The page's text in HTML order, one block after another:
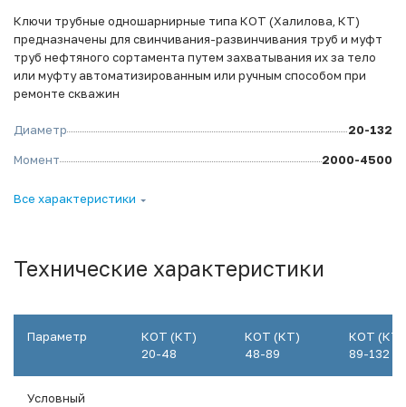
Ключи трубные одношарнирные типа КОТ (Халилова, КТ)
предназначены для свинчивания-развинчивания труб и муфт
труб нефтяного сортамента путем захватывания их за тело
или муфту автоматизированным или ручным способом при
ремонте скважин
Диаметр 20-132
Момент 2000-4500
Все характеристики
Технические характеристики
Параметр
КОТ (КТ)
20-48
КОТ (КТ)
48-89
КОТ (КТ)
89-132
Условный